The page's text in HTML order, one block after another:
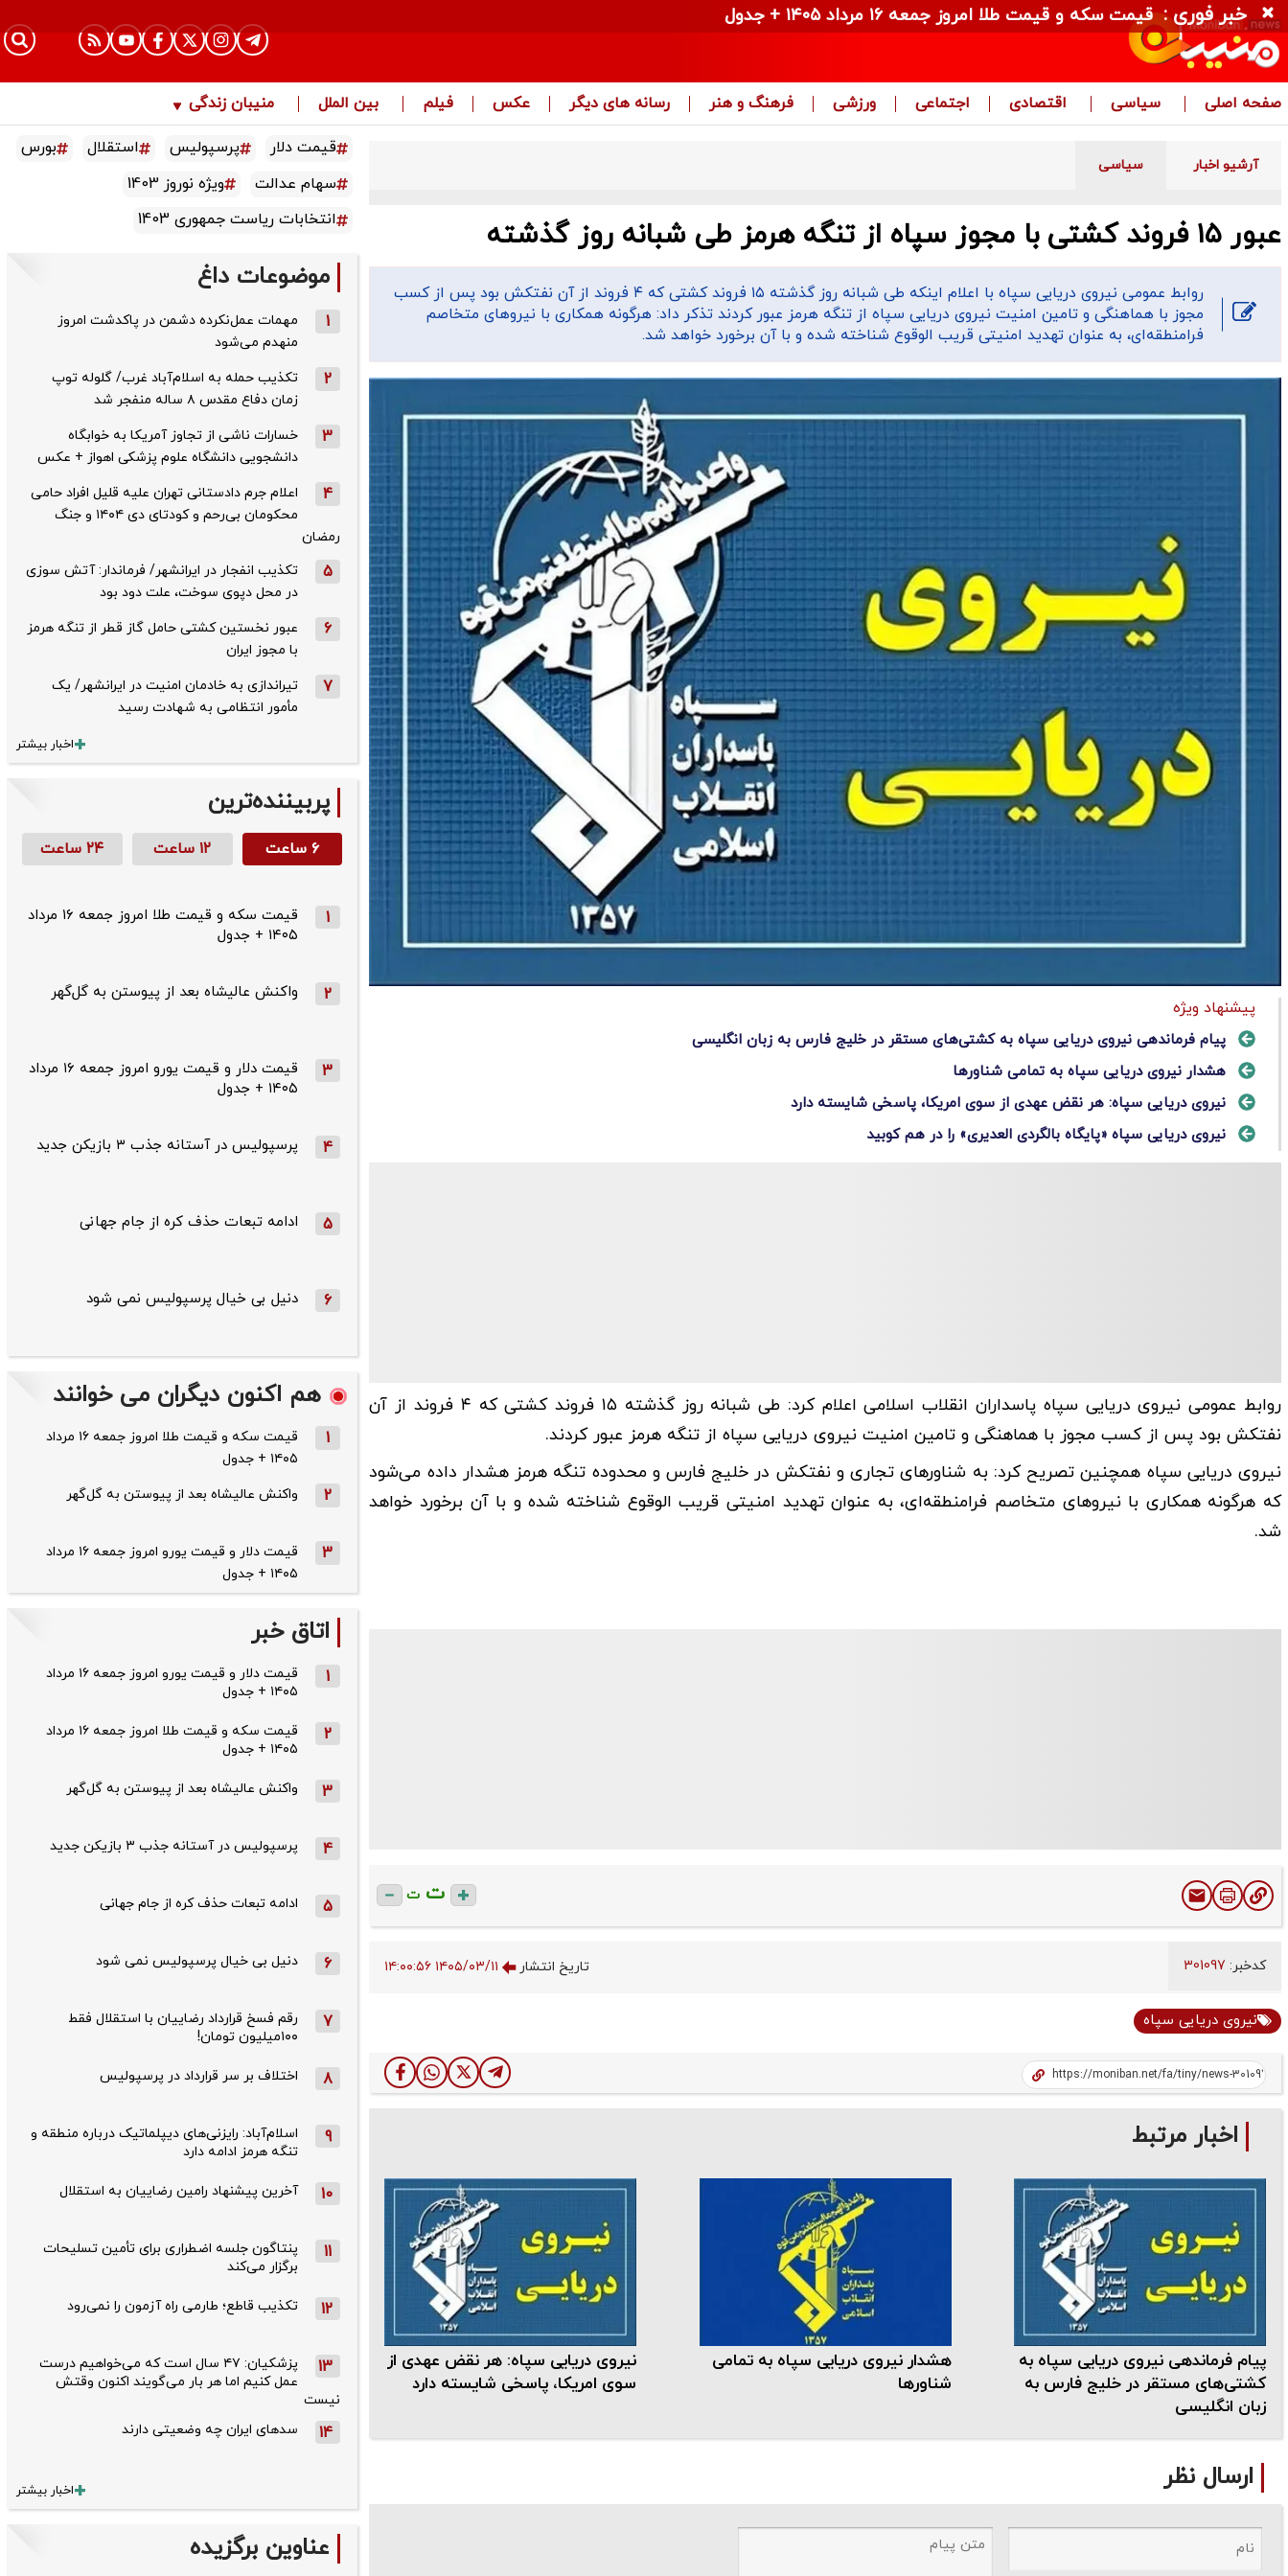
صفحه اصلی سیاسی اقتصادی اجتماعی ورزشی فرهنگ و هنر رسانه های دیگر عکس فیلم بین الملل منیبان زندگی
آرشیو اخبار سیاسی
عبور ۱۵ فروند کشتی با مجوز س‍‍پاه از تنگه هرمز طی شبانه روز گذشته
روابط عمومی نیروی دریایی سپاه با اعلام اینکه طی شبانه روز گذشته ۱۵ فروند کشتی که ۴ فروند از آن نفتکش بود پس از کسب
مجوز با هماهنگی و تامین امنیت نیروی دریایی سپاه از تنگه هرمز عبور کردند تذکر داد: هرگونه همکاری با نیروهای متخاصم
فرامنطقه‌ای، به عنوان تهدید امنیتی قریب الوقوع شناخته شده و با آن برخورد خواهد شد.
پیشنهاد ویژه
پیام فرماندهی نیروی دریایی سپاه به کشتی‌های مستقر در خلیج فارس به زبان انگلیسی
هشدار نیروی دریایی سپاه به تمامی شناورها
نیروی دریایی سپاه: هر نقض عهدی از سوی امریکا، پاسخی شایسته دارد
نیروی دریایی سپاه «پایگاه بالگردی العدیری» را در هم کوبید
روابط عمومی نیروی دریایی سپاه پاسداران انقلاب اسلامی اعلام کرد: طی شبانه روز گذشته ۱۵ فروند کشتی که ۴ فروند از آن
نفتکش بود پس از کسب مجوز با هماهنگی و تامین امنیت نیروی دریایی سپاه از تنگه هرمز عبور کردند.
نیروی دریایی سپاه همچنین تصریح کرد: به شناورهای تجاری و نفتکش در خلیج فارس و محدوده تنگه هرمز هشدار داده می‌شود
که هرگونه همکاری با نیروهای متخاصم فرامنطقه‌ای، به عنوان تهدید امنیتی قریب الوقوع شناخته شده و با آن برخورد خواهد
شد.
ت ت
کدخبر: تاریخ انتشار ۱۴۰۵/۰۳/۱۱ ۱۴:۰۰:۵۶
نیروی دریایی سپاه
اخبار مرتبط
پیام فرماندهی نیروی دریایی سپاه به
کشتی‌های مستقر در خلیج فارس به
زبان انگلیسی
هشدار نیروی دریایی سپاه به تمامی
شناورها
نیروی دریایی سپاه: هر نقض عهدی از
سوی امریکا، پاسخی شایسته دارد
ارسال نظر
قیمت دلار پرسپولیس استقلال
بورس
سهام عدالت
ویژه نوروز 1403
انتخابات ریاست جمهوری 1403
موضوعات داغ
1
مهمات عمل‌نکرده دشمن در پاکدشت امروز
منهدم می‌شود
2
تکذیب حمله به اسلام‌آباد غرب/ گلوله توپ
زمان دفاع مقدس ۸ ساله منفجر شد
3
خسارات ناشی از تجاوز آمریکا به خوابگاه
دانشجویی دانشگاه علوم پزشکی اهواز + عکس
4
اعلام جرم دادستانی تهران علیه قلیل افراد حامی
محکومان بی‌رحم و کودتای دی‌ ۱۴۰۴ و جنگ
رمضان
5
تکذیب ‌انفجار در ایرانشهر/ فرماندار: آتش سوزی
در محل دپوی سوخت، علت دود بود
6
عبور نخستین کشتی حامل گاز قطر از تنگه هرمز
با مجوز ایران
7
تیراندازی به خادمان امنیت در ایرانشهر/ یک
مأمور انتظامی به شهادت رسید
اخبار بیشتر
پربیننده‌ترین
۶ ساعت ۱۲ ساعت ۲۴ ساعت
1
قیمت سکه و قیمت طلا امروز جمعه ۱۶ مرداد
۱۴۰۵ + جدول
2 واکنش عالیشاه بعد از پیوستن به گل‌گهر
3
قیمت دلار و قیمت یورو امروز جمعه ۱۶ مرداد
۱۴۰۵ + جدول
4 پرسپولیس در آستانه جذب ۳ بازیکن جدید
5 ادامه تبعات حذف کره از جام جهانی
6 دنیل بی خیال پرسپولیس نمی شود
هم اکنون دیگران می خوانند
1
قیمت سکه و قیمت طلا امروز جمعه ۱۶ مرداد
۱۴۰۵ + جدول
2 واکنش عالیشاه بعد از پیوستن به گل‌گهر
3
قیمت دلار و قیمت یورو امروز جمعه ۱۶ مرداد
۱۴۰۵ + جدول
اتاق خبر
1
قیمت دلار و قیمت یورو امروز جمعه ۱۶ مرداد
۱۴۰۵ + جدول
2
قیمت سکه و قیمت طلا امروز جمعه ۱۶ مرداد
۱۴۰۵ + جدول
3 واکنش عالیشاه بعد از پیوستن به گل‌گهر
4 پرسپولیس در آستانه جذب ۳ بازیکن جدید
5 ادامه تبعات حذف کره از جام جهانی
6 دنیل بی خیال پرسپولیس نمی شود
7
رقم فسخ قرارداد رضاییان با استقلال فقط
۱۰۰میلیون تومان!
8 اختلاف بر سر قرارداد در پرسپولیس
9
اسلام‌آباد: رایزنی‌های دیپلماتیک درباره منطقه و
تنگه هرمز ادامه دارد
10 آخرین پیشنهاد رامین رضاییان به استقلال
11
پنتاگون جلسه اضطراری برای تأمین تسلیحات
برگزار می‌کند
12 تکذیب قاطع؛‌ طارمی راه آزمون را نمی‌رود
13
پزشکیان: ۴۷ سال است که می‌خواهیم درست
عمل کنیم اما هر بار می‌گویند اکنون وقتش
نیست
14 سدهای ایران چه وضعیتی دارند
اخبار بیشتر
عناوین برگزیده
خبر فوری : قیمت سکه و قیمت طلا امروز جمعه ۱۶ مرداد ۱۴۰۵ + جدول